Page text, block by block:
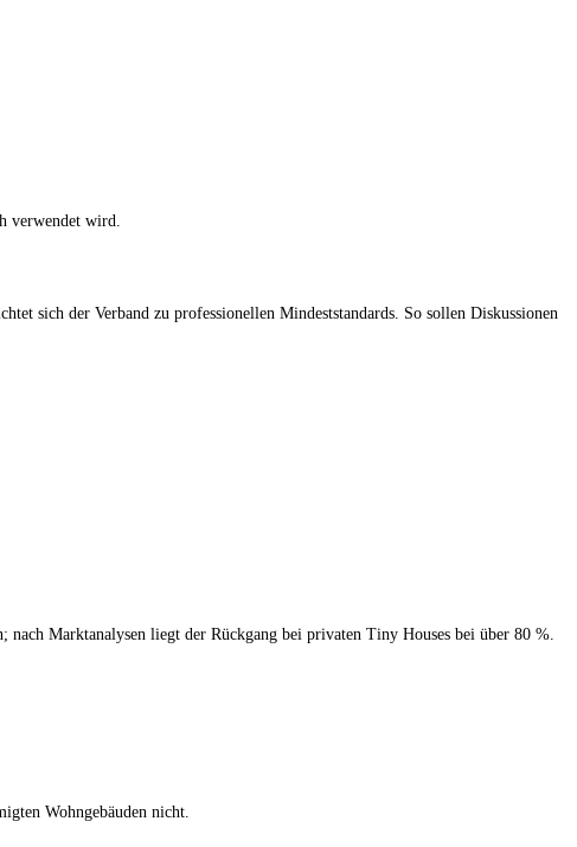
verwendet wird.
sich der Verband zu professionellen Mindeststandards. So sollen Diskussionen
Marktanalysen liegt der Rückgang bei privaten Tiny Houses bei über 80 %.
Wohngebäuden nicht.